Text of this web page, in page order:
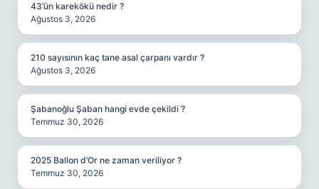
43’ün karekökü nedir ?
Ağustos 3, 2026
210 sayısının kaç tane asal çarpanı vardır ?
Ağustos 3, 2026
Şabanoğlu Şaban hangi evde çekildi ?
Temmuz 30, 2026
2025 Ballon d’Or ne zaman veriliyor ?
Temmuz 30, 2026